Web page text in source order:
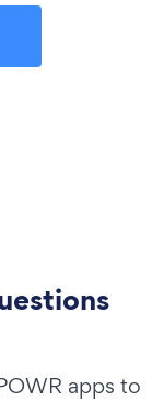
apps to